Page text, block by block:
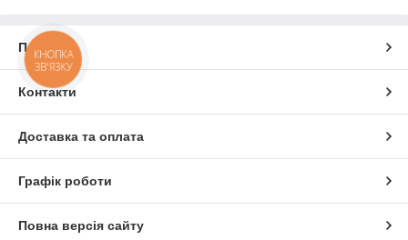
Про нас
Контакти
Доставка та оплата
Графік роботи
Повна версія сайту
КНОПКА
ЗВ'ЯЗКУ